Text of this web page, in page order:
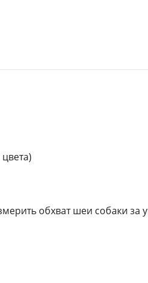
обхват шеи собаки за